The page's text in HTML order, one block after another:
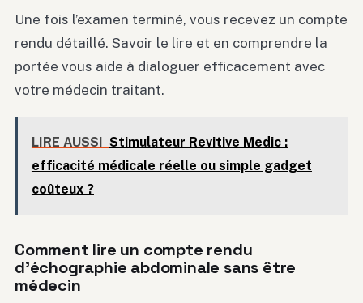
Une fois l’examen terminé, vous recevez un compte
rendu détaillé. Savoir le lire et en comprendre la
portée vous aide à dialoguer efficacement avec
votre médecin traitant.
LIRE AUSSI Stimulateur Revitive Medic :
efficacité médicale réelle ou simple gadget
coûteux ?
Comment lire un compte rendu
d’échographie abdominale sans être
médecin